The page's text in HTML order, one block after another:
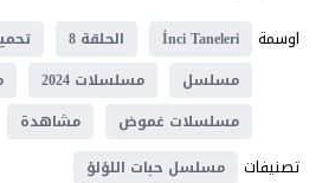
اوسمة
İnci Taneleri الحلقة 8
مسلسل
مسلسلات 2024
مسلسلات غموض
مشاهدة
تصنيفات مسلسل حبات اللؤلؤ